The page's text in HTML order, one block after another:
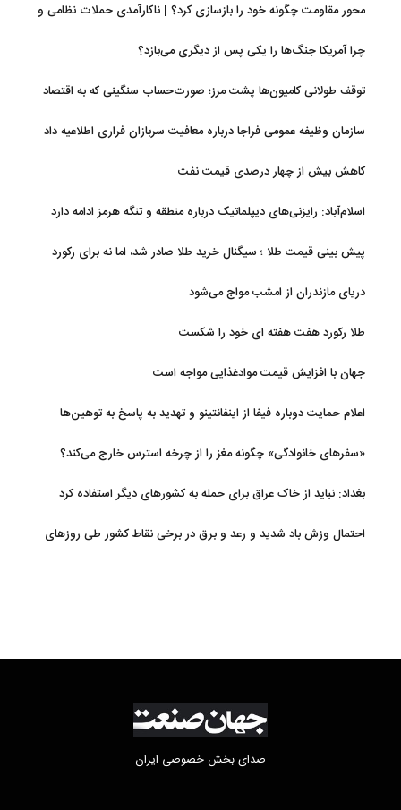
محور مقاومت چگونه خود را بازسازی کرد؟ | ناکارآمدی حملات نظامی و
چرا آمریکا جنگ‌ها را یکی پس از دیگری می‌بازد؟
توقف طولانی کامیون‌ها پشت مرز؛ صورت‌حساب سنگینی که به اقتصاد
سازمان وظیفه عمومی فراجا درباره معافیت سربازان فراری اطلاعیه داد
کاهش بیش از چهار درصدی قیمت نفت
اسلام‌آباد: رایزنی‌های دیپلماتیک درباره منطقه و تنگه هرمز ادامه دارد
پیش بینی قیمت طلا ؛ سیگنال خرید طلا صادر شد، اما نه برای رکورد
دریای مازندران از امشب مواج می‌شود
طلا رکورد هفت هفته ای خود را شکست
جهان با افزایش قیمت موادغذایی مواجه است
اعلام حمایت دوباره فیفا از اینفانتینو و تهدید به پاسخ به توهین‌ها
«سفرهای خانوادگی» چگونه مغز را از چرخه استرس خارج می‌کند؟
بغداد: نباید از خاک عراق برای حمله به کشورهای دیگر استفاده کرد
احتمال وزش باد شدید و رعد و برق در برخی نقاط کشور طی روزهای
صدای بخش خصوصی ایران